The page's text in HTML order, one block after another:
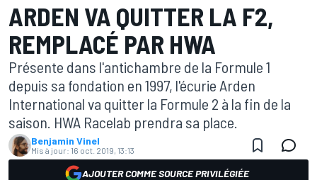
ARDEN VA QUITTER LA F2,
REMPLACÉ PAR HWA
Présente dans l'antichambre de la Formule 1
depuis sa fondation en 1997, l'écurie Arden
International va quitter la Formule 2 à la fin de la
saison. HWA Racelab prendra sa place.
Benjamin Vinel
Mis à jour: 16 oct. 2019, 13:13
AJOUTER COMME SOURCE PRIVILÉGIÉE